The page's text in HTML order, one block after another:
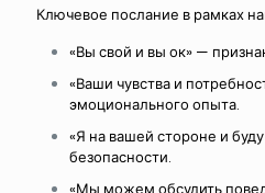
Ключевое послание в рамках
«Вы свой и вы ок» —
«Ваши чувства и
эмоционального опыта.
«Я на вашей стороне и
безопасности.